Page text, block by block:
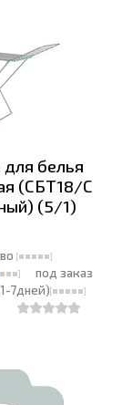
белья
(СБТ18/С
(5/1)
под заказ
7дней)